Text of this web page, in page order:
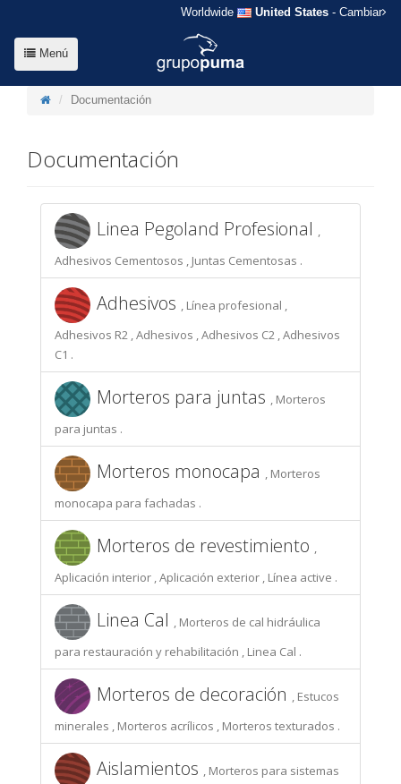
Worldwide United States - Cambiar
Menú
Documentación
Documentación
Linea Pegoland Profesional ,
Adhesivos Cementosos , Juntas Cementosas .
Adhesivos , Línea profesional ,
Adhesivos R2 , Adhesivos , Adhesivos C2 , Adhesivos
C1 .
Morteros para juntas , Morteros
para juntas .
Morteros monocapa , Morteros
monocapa para fachadas .
Morteros de revestimiento ,
Aplicación interior , Aplicación exterior , Línea active .
Linea Cal , Morteros de cal hidráulica
para restauración y rehabilitación , Linea Cal .
Morteros de decoración , Estucos
minerales , Morteros acrílicos , Morteros texturados .
Aislamientos , Morteros para sistemas